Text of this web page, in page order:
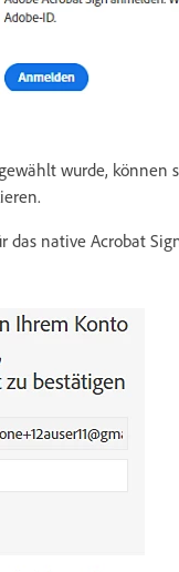
wurde,
das native Acrobat